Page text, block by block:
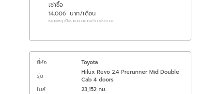
เช่าซื้อ
14,006 บาท/เดือน
หมายเหตุ เป็นราคาคาดการณ์โดยประมาณ
ยี่ห้อ
Toyota
รุ่น
Hilux Revo 2.4 Prerunner Mid Double
Cab 4 doors
ไมล์
23,152 กม.